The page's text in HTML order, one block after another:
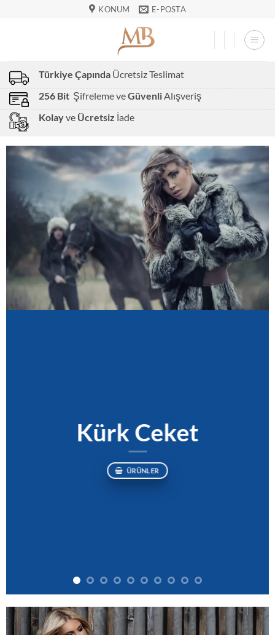
KONUM E-POSTA
Türkiye Çapında Ücretsiz Teslimat
256 Bit Şifreleme veGüvenliAlışveriş
Kolayve Ücretsiz İade
Kürk Ceket
ÜRÜNLER